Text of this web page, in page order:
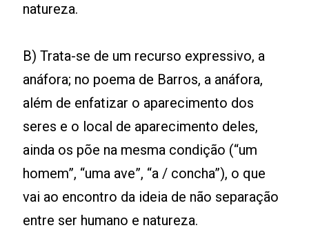
natureza.
B) Trata-se de um recurso expressivo, a
anáfora; no poema de Barros, a anáfora,
além de enfatizar o aparecimento dos
seres e o local de aparecimento deles,
ainda os põe na mesma condição (“um
homem”, “uma ave”, “a / concha”), o que
vai ao encontro da ideia de não separação
entre ser humano e natureza.